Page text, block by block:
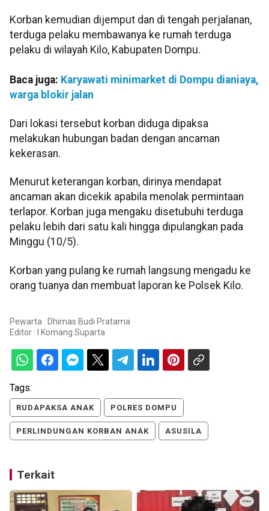
Korban kemudian dijemput dan di tengah perjalanan,
terduga pelaku membawanya ke rumah terduga
pelaku di wilayah Kilo, Kabupaten Dompu.
Baca juga: Karyawati minimarket di Dompu dianiaya,
warga blokir jalan
Dari lokasi tersebut korban diduga dipaksa
melakukan hubungan badan dengan ancaman
kekerasan.
Menurut keterangan korban, dirinya mendapat
ancaman akan dicekik apabila menolak permintaan
terlapor. Korban juga mengaku disetubuhi terduga
pelaku lebih dari satu kali hingga dipulangkan pada
Minggu (10/5).
Korban yang pulang ke rumah langsung mengadu ke
orang tuanya dan membuat laporan ke Polsek Kilo.
Pewarta : Dhimas Budi Pratama
Editor :
I Komang Suparta
Tags:
RUDAPAKSA ANAK POLRES DOMPU
PERLINDUNGAN KORBAN ANAK ASUSILA
Terkait